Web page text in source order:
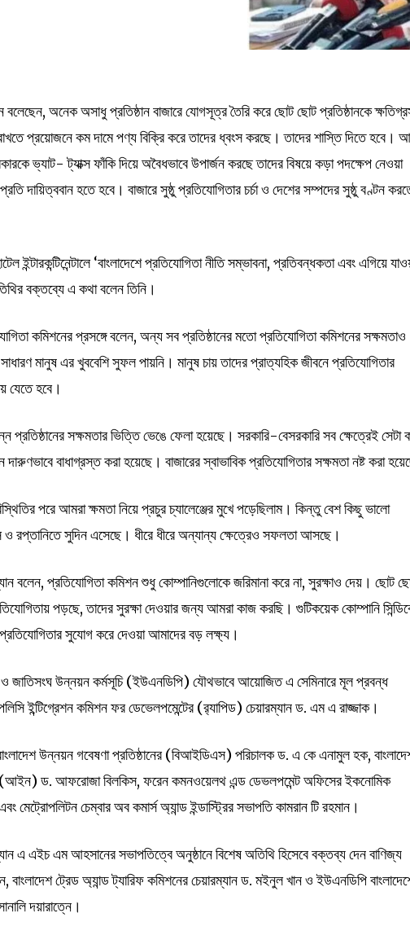
বলেছেন, অনেক অসাধু প্রতিষ্ঠান বাজারে যোগসূত্র তৈরি করে ছোট ছোট প্রতিষ্ঠানকে
প্রয়োজনে কম দামে পণ্য বিক্রি করে তাদের ধ্বংস করছে। তাদের শাস্তি দিতে হবে।
ভ্যাট- ট্যাক্স ফাঁকি দিয়ে অবৈধভাবে উপার্জন করছে তাদের বিষয়ে কড়া পদক্ষেপ নেওয়া
দায়িত্ববান হতে হবে। বাজারে সুষ্ঠু প্রতিযোগিতার চর্চা ও দেশের সম্পদের সুষ্ঠু বণ্টন
ইন্টারকন্টিনেন্টালে ‘বাংলাদেশে প্রতিযোগিতা নীতি সম্ভাবনা, প্রতিবন্ধকতা এবং এগিয়ে
বক্তব্যে এ কথা বলেন তিনি।
কমিশনের প্রসঙ্গে বলেন, অন্য সব প্রতিষ্ঠানের মতো প্রতিযোগিতা কমিশনের সক্ষমতাও
মানুষ এর খুববেশি সুফল পায়নি। মানুষ চায় তাদের প্রাত্যহিক জীবনে প্রতিযোগিতার
যেতে হবে।
প্রতিষ্ঠানের সক্ষমতার ভিত্তি ভেঙে ফেলা হয়েছে। সরকারি-বেসরকারি সব ক্ষেত্রেই সেটা
বাধাগ্রস্ত করা হয়েছে। বাজারের স্বাভাবিক প্রতিযোগিতার সক্ষমতা নষ্ট করা
পরে আমরা ক্ষমতা নিয়ে প্রচুর চ্যালেঞ্জের মুখে পড়েছিলাম। কিন্তু বেশ কিছু ভালো
ও রপ্তানিতে সুদিন এসেছে। ধীরে ধীরে অন্যান্য ক্ষেত্রেও সফলতা আসছে।
বলেন, প্রতিযোগিতা কমিশন শুধু কোম্পানিগুলোকে জরিমানা করে না, সুরক্ষাও দেয়। ছোট
পড়ছে, তাদের সুরক্ষা দেওয়ার জন্য আমরা কাজ করছি। গুটিকয়েক কোম্পানি
সুযোগ করে দেওয়া আমাদের বড় লক্ষ্য।
ও জাতিসংঘ উন্নয়ন কর্মসূচি (ইউএনডিপি) যৌথভাবে আয়োজিত এ সেমিনারে মূল প্রবন্ধ
ইন্টিগ্রেশন কমিশন ফর ডেভেলপমেন্টের (র‌্যাপিড) চেয়ারম্যান ড. এম এ রাজ্জাক।
উন্নয়ন গবেষণা প্রতিষ্ঠানের (বিআইডিএস) পরিচালক ড. এ কে এনামুল হক,
(আইন) ড. আফরোজা বিলকিস, ফরেন কমনওয়েলথ এন্ড ডেভলপমেন্ট অফিসের ইকনোমিক
মেট্রোপলিটন চেম্বার অব কমার্স অ্যান্ড ইন্ডাস্ট্রির সভাপতি কামরান টি রহমান।
এ এইচ এম আহসানের সভাপতিত্বে অনুষ্ঠানে বিশেষ অতিথি হিসেবে বক্তব্য দেন বাণিজ্য
বাংলাদেশ ট্রেড অ্যান্ড ট্যারিফ কমিশনের চেয়ারম্যান ড. মইনুল খান ও ইউএনডিপি
দয়ারাত্নে।